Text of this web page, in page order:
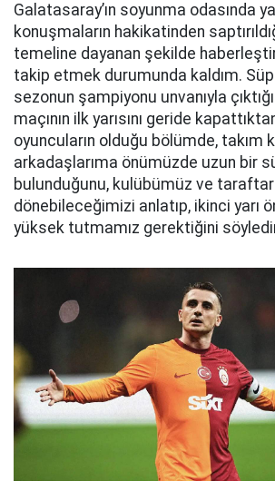
Galatasaray’ın soyunma odasında
konuşmaların hakikatinden
temeline dayanan şekilde
takip etmek durumunda kaldım.
sezonun şampiyonu unvanıyla
maçının ilk yarısını geride
oyuncuların olduğu bölümde, takım
arkadaşlarıma önümüzde uzun bir
bulunduğunu, kulübümüz ve
dönebileceğimizi anlatıp, ikinci yarı
yüksek tutmamız gerektiğini